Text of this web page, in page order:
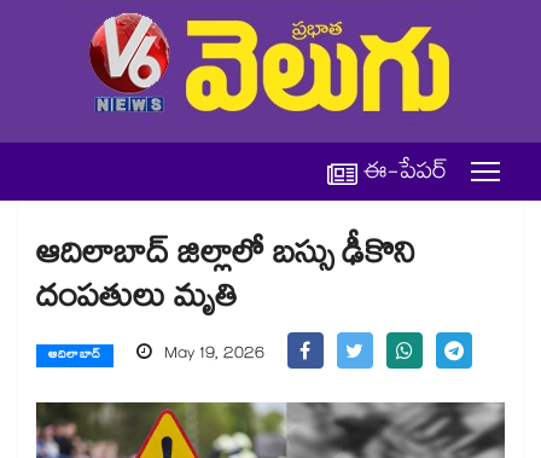
ఈ-పేపర్
ఆదిలాబాద్ జిల్లాలో బస్సు ఢీకొని
దంపతులు మృతి
ఆదిలాబాద్ May 19, 2026